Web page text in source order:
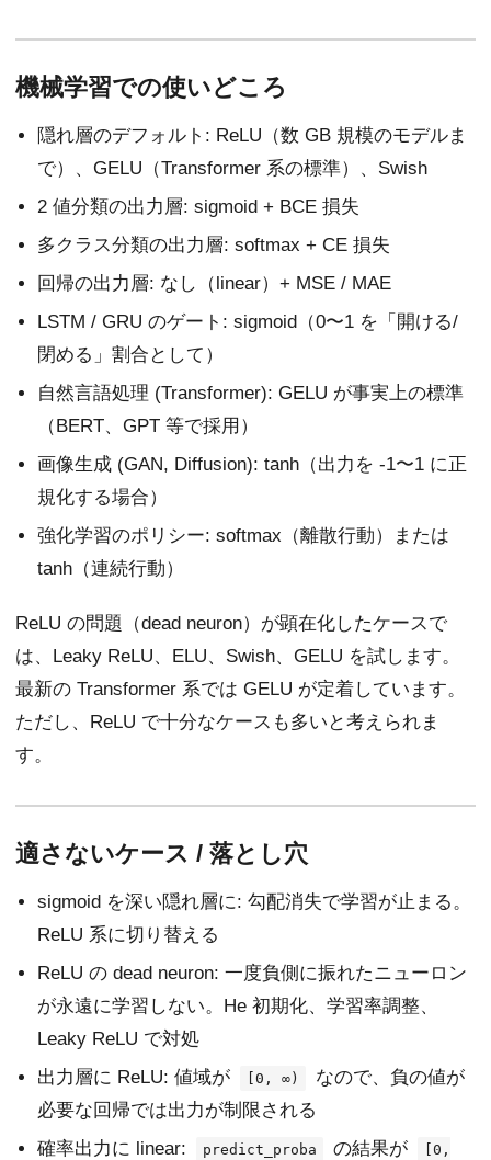
機械学習での使いどころ
隠れ層のデフォルト: ReLU（数 GB 規模のモデルま
で）、GELU（Transformer 系の標準）、Swish
2 値分類の出力層: sigmoid + BCE 損失
多クラス分類の出力層: softmax + CE 損失
回帰の出力層: なし（linear）+ MSE / MAE
LSTM / GRU のゲート: sigmoid（0〜1 を「開ける/
閉める」割合として）
自然言語処理 (Transformer): GELU が事実上の標準
（BERT、GPT 等で採用）
画像生成 (GAN, Diffusion): tanh（出力を -1〜1 に正
規化する場合）
強化学習のポリシー: softmax（離散行動）または
tanh（連続行動）
ReLU の問題（dead neuron）が顕在化したケースで
は、Leaky ReLU、ELU、Swish、GELU を試します。
最新の Transformer 系では GELU が定着しています。
ただし、ReLU で十分なケースも多いと考えられま
す。
適さないケース / 落とし穴
sigmoid を深い隠れ層に: 勾配消失で学習が止まる。
ReLU 系に切り替える
ReLU の dead neuron: 一度負側に振れたニューロン
が永遠に学習しない。He 初期化、学習率調整、
Leaky ReLU で対処
出力層に ReLU: 値域が
[0, ∞)
なので、負の値が
必要な回帰では出力が制限される
確率出力に linear:
predict_proba の結果が
[0,